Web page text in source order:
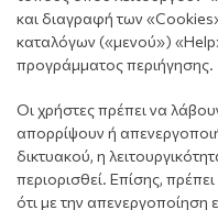
και διαγραφή των
καταλόγων («μενού»)
προγράμματος περιήγησης.
Οι χρήστες πρέπει να
απορρίψουν ή
δικτυακού, η
περιορισθεί. Επίσης,
ότι με την απενεργοποίηση